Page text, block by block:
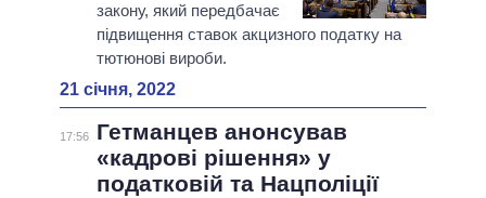
закону, який передбачає
підвищення ставок акцизного податку на
тютюнові вироби.
21 січня, 2022
17:56
Гетманцев анонсував
«кадрові рішення» у
податковій та Нацполіції